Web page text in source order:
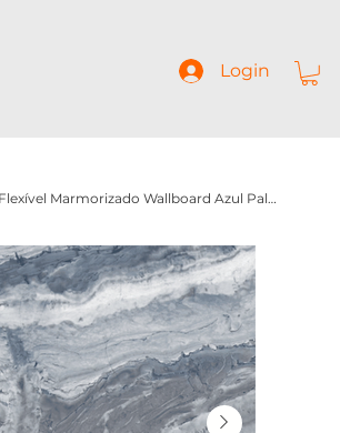
Login
Revestimento Flexível Marmorizado Wallboard Azul Paladio (1200x2900x5mm)